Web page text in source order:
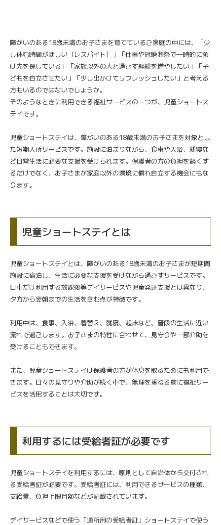
障がいのある18歳未満のお子さまを育てているご家庭の中には、「少
し休む時間がほしい（レスパイト）」「仕事や冠婚葬祭で一時的に預
け先を探している」「家族以外の人と過ごす経験を増やしたい」「子
どもを自立させたい」「少し出かけてリフレッシュしたい」と考える
方もいるのではないでしょうか。
そのようなときに利用できる福祉サービスの一つが、児童ショートス
テイです。
児童ショートステイは、障がいのある18歳未満のお子さまを対象とし
た短期入所サービスです。施設に泊まりながら、食事や入浴、就寝な
ど日常生活に必要な支援を受けられます。保護者の方の負担を軽くす
るだけでなく、お子さまが家庭以外の環境に慣れ自立する機会にもな
ります。
児童ショートステイとは
児童ショートステイとは、障がいのある18歳未満のお子さまが短期間
施設に宿泊し、生活に必要な支援を受けながら過ごすサービスです。
日中だけ利用する放課後等デイサービスや児童発達支援とは異なり、
夕方から翌朝までの生活を含む点が特徴です。
利用中は、食事、入浴、着替え、就寝、起床など、普段の生活に近い
流れで過ごします。お子さまの特性に合わせて、見守りや一部介助を
受けることもできます。
また、児童ショートステイは保護者の方が休息を取るためにも利用で
きます。日々の見守りや介助が続く中で、無理を重ねる前に福祉サー
ビスを活用することは大切です。
利用するには受給者証が必要です
児童ショートステイを利用するには、原則として自治体から交付され
る受給者証が必要です。受給者証には、利用できるサービスの種類、
支給量、負担上限月額などが記載されています。
デイサービスなどで使う「通所用の受給者証」ショートステイで使う